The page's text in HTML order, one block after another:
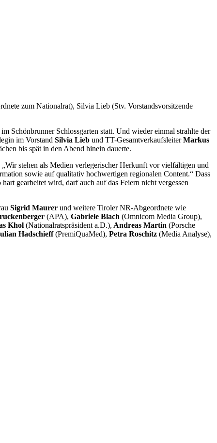
zum Nationalrat), Silvia Lieb (Stv. Vorstandsvorsitzende
Schönbrunner Schlossgarten statt. Und wieder einmal strahlte der
im Vorstand Silvia Lieb und TT-GesamtverkaufsleiterMarkus
bis spät in den Abend hinein dauerte.
stehen als Medien verlegerischer Herkunft vor vielfältigen und
sowie auf qualitativ hochwertigen regionalen Content.“ Dass
gearbeitet wird, darf auch auf das Feiern nicht vergessen
Sigrid Maurer und weitere Tiroler NR-Abgeordnete wie
(APA), Gabriele Blach (Omnicom Media Group),
Khol (Nationalratspräsident a.D.), Andreas Martin (Porsche
Hadschieff(PremiQuaMed), Petra Roschitz (Media Analyse),